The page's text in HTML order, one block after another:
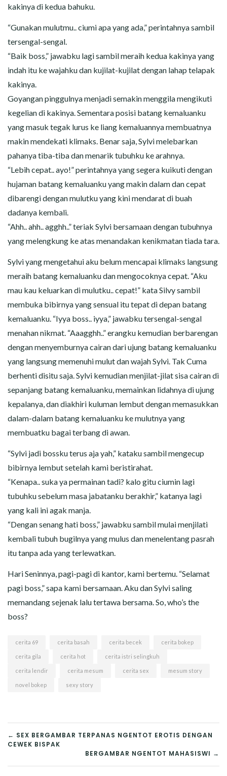
kakinya di kedua bahuku.
“Gunakan mulutmu.. ciumi apa yang ada,” perintahnya sambil
tersengal-sengal.
“Baik boss,” jawabku lagi sambil meraih kedua kakinya yang
indah itu ke wajahku dan kujilat-kujilat dengan lahap telapak
kakinya.
Goyangan pinggulnya menjadi semakin menggila mengikuti
kegelian di kakinya. Sementara posisi batang kemaluanku
yang masuk tegak lurus ke liang kemaluannya membuatnya
makin mendekati klimaks. Benar saja, Sylvi melebarkan
pahanya tiba-tiba dan menarik tubuhku ke arahnya.
“Lebih cepat.. ayo!” perintahnya yang segera kuikuti dengan
hujaman batang kemaluanku yang makin dalam dan cepat
dibarengi dengan mulutku yang kini mendarat di buah
dadanya kembali.
“Ahh.. ahh.. agghh..” teriak Sylvi bersamaan dengan tubuhnya
yang melengkung ke atas menandakan kenikmatan tiada tara.
Sylvi yang mengetahui aku belum mencapai klimaks langsung
meraih batang kemaluanku dan mengocoknya cepat. “Aku
mau kau keluarkan di mulutku.. cepat!” kata Silvy sambil
membuka bibirnya yang sensual itu tepat di depan batang
kemaluanku. “Iyya boss.. iyya,” jawabku tersengal-sengal
menahan nikmat. “Aaagghh..” erangku kemudian berbarengan
dengan menyemburnya cairan dari ujung batang kemaluanku
yang langsung memenuhi mulut dan wajah Sylvi. Tak Cuma
berhenti disitu saja. Sylvi kemudian menjilat-jilat sisa cairan di
sepanjang batang kemaluanku, memainkan lidahnya di ujung
kepalanya, dan diakhiri kuluman lembut dengan memasukkan
dalam-dalam batang kemaluanku ke mulutnya yang
membuatku bagai terbang di awan.
“Sylvi jadi bossku terus aja yah,” kataku sambil mengecup
bibirnya lembut setelah kami beristirahat.
“Kenapa.. suka ya permainan tadi? kalo gitu ciumin lagi
tubuhku sebelum masa jabatanku berakhir,” katanya lagi
yang kali ini agak manja.
“Dengan senang hati boss,” jawabku sambil mulai menjilati
kembali tubuh bugilnya yang mulus dan menelentang pasrah
itu tanpa ada yang terlewatkan.
Hari Seninnya, pagi-pagi di kantor, kami bertemu. “Selamat
pagi boss,” sapa kami bersamaan. Aku dan Sylvi saling
memandang sejenak lalu tertawa bersama. So, who’s the
boss?
cerita 69 cerita basah cerita becek cerita bokep
cerita gila cerita hot cerita istri selingkuh
cerita lendir cerita mesum cerita sex mesum story
novel bokep sexy story
POST
NAVIGATION
← SEX BERGAMBAR TERPANAS NGENTOT EROTIS DENGAN
CEWEK BISPAK
BERGAMBAR NGENTOT MAHASISWI →